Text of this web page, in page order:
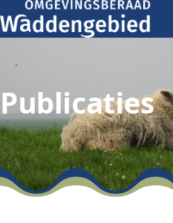
Publicaties